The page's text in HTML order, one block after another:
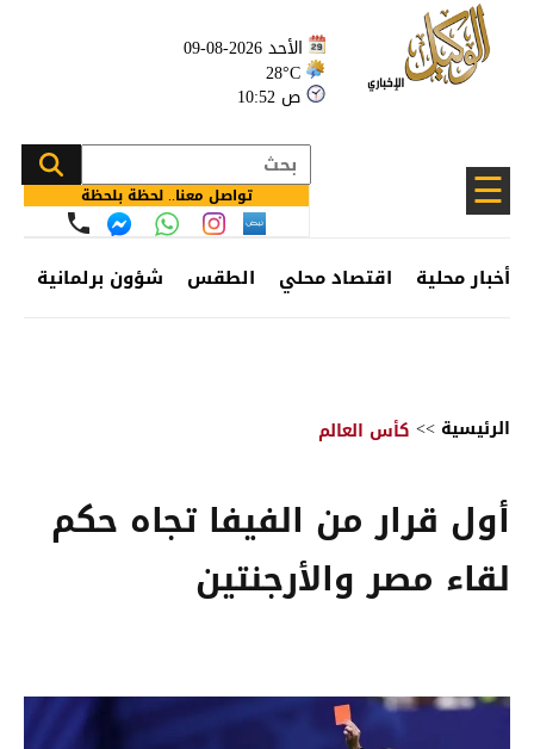
الأحد 2026-08-09
28°C
10:52 ص
☰ تواصل معنا.. لحظة بلحظة
أخبار محلية اقتصاد محلي الطقس شؤون برلمانية
الرئيسية >> كأس العالم
أول قرار من الفيفا تجاه حكم
لقاء مصر والأرجنتين